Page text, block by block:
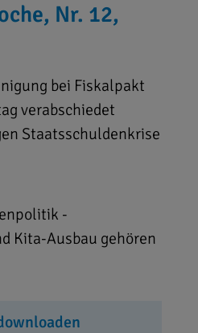
Nr. 12,
bei Fiskalpakt
verabschiedet
Staatsschuldenkrise
-
Kita-Ausbau gehören